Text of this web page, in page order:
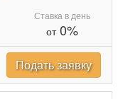
Ставка в день
от0%
Подать заявку